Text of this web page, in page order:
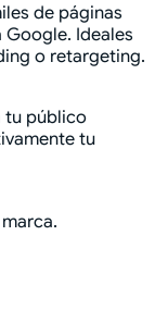
de páginas
Ideales
o retargeting.
tu público
tu